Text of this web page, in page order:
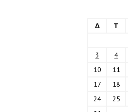
Δ
Τ
3
4
10
11
17
18
24
25